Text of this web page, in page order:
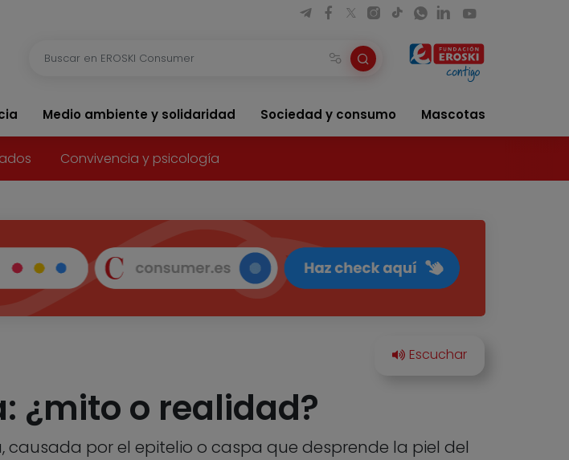
Medio ambiente y solidaridad Sociedad y consumo Mascotas
Convivencia y psicología
¿mito o realidad?
por el epitelio o caspa que desprende la piel del